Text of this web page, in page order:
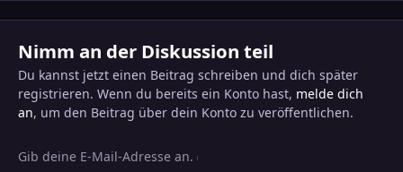
Nimm an der Diskussion teil
Du kannst jetzt einen Beitrag schreiben und dich später
registrieren. Wenn du bereits ein Konto hast, melde dich
an, um den Beitrag über dein Konto zu veröffentlichen.